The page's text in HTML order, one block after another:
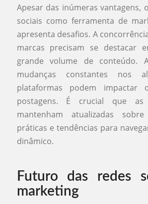
Apesar das inúmeras vantagens,
sociais como ferramenta de
apresenta desafios. A
marcas precisam se destacar
grande volume de conteúdo.
mudanças constantes nos
plataformas podem impactar
postagens. É crucial que as
mantenham atualizadas
práticas e tendências para
dinâmico.
Futuro das redes
marketing